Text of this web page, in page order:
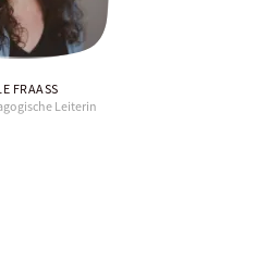
FRAASS
Leiterin